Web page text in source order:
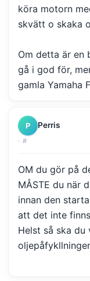
köra motorn
skvätt o skaka
Om detta är en
gå i god för,
gamla Yamaha
P Perris
· #
OM du gör på
MÅSTE du när
innan den
att det inte
Helst så ska